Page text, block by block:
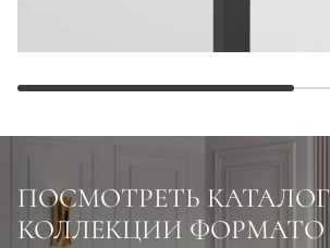
ПОСМОТРЕТЬ КАТАЛОГ
КОЛЛЕКЦИИ ФОРМАТО